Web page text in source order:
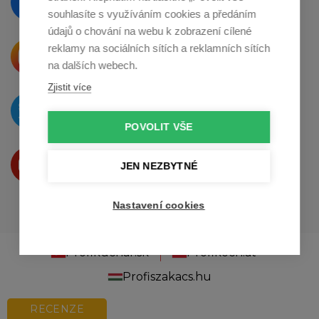
souhlasíte s využíváním cookies a předáním
údajů o chování na webu k zobrazení cílené
reklamy na sociálních sítích a reklamních sítích
na dalších webech.
Zjistit více
POVOLIT VŠE
JEN NEZBYTNÉ
Nastavení cookies
na Facebooku
Krásné produkty si přímo říkají
o sdílení na
naTwitteru
Youtube
Profikuchar.sk
Profikoch.at
Profiszakacs.hu
RECENZE